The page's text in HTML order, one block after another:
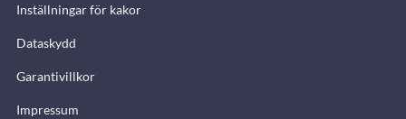
Inställningar för kakor
Dataskydd
Garantivillkor
Impressum